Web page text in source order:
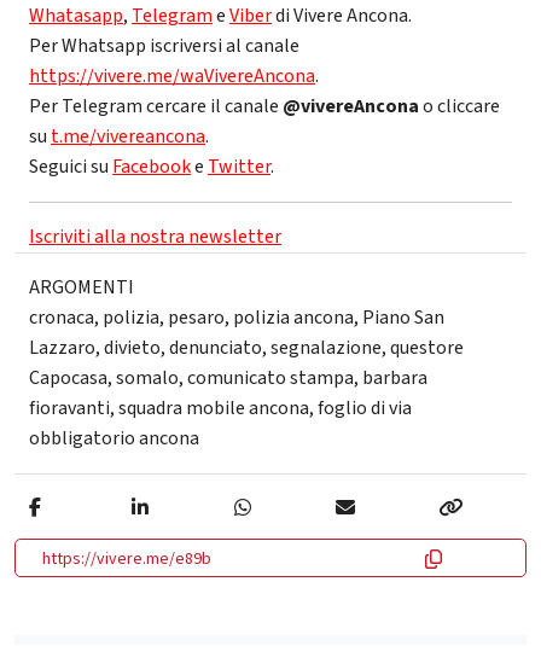
Whatasapp, TelegrameViberdi Vivere Ancona.
Per Whatsapp iscriversi al canale
https://vivere.me/waVivereAncona.
Per Telegram cercare il canale @vivereAnconao cliccare
su t.me/vivereancona.
Seguici su Facebooke Twitter.
Iscriviti alla nostra newsletter
ARGOMENTI
cronaca, polizia, pesaro, polizia ancona, Piano San
Lazzaro,divieto,denunciato,segnalazione,questore
Capocasa,somalo,comunicato stampa, barbara
fioravanti,squadra mobile ancona,foglio di via
obbligatorio ancona
https://vivere.me/e89b